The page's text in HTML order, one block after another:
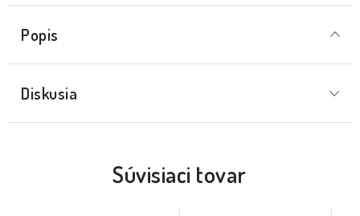
Popis
Diskusia
Súvisiaci tovar